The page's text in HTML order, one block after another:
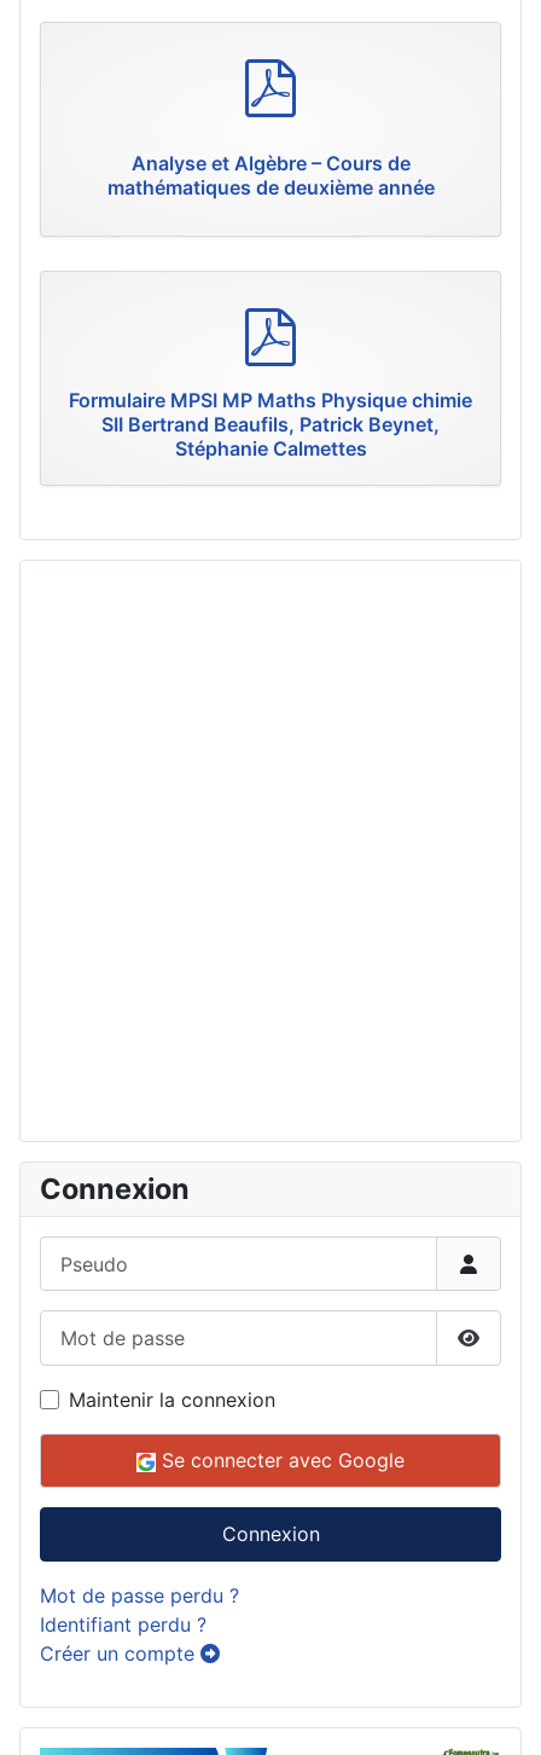
Analyse et Algèbre – Cours de
mathématiques de deuxième année
Formulaire MPSI MP Maths Physique chimie
SII Bertrand Beaufils, Patrick Beynet,
Stéphanie Calmettes
Connexion
Maintenir la connexion
Se connecter avec Google
Connexion
Mot de passe perdu ?
Identifiant perdu ?
Créer un compte